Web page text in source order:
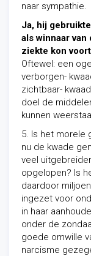
naar sympathie.
Ja, hij
als winnaar
ziekte kon
Oftewel: een
verborgen-
zichtbaar-
doel de
kunnen
5. Is het morele
nu de kwade
veel
opgelopen? Is
daardoor
ingezet voor
in haar
onder de
goede omwille
narcisme